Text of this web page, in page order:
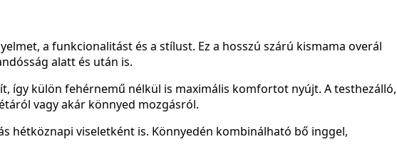
a funkcionalitást és a stílust. Ez a hosszú szárú kismama overál
alatt és után is.
így külön fehérnemű nélkül is maximális komfortot nyújt. A testhezálló,
vagy akár könnyed mozgásról.
hétköznapi viseletként is. Könnyedén kombinálható bő inggel,